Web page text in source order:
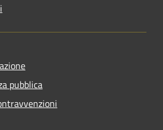
pubblica